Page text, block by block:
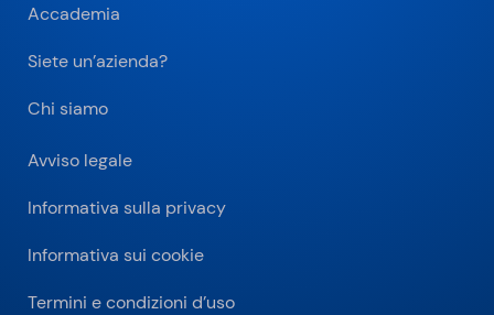
Accademia
Siete un’azienda?
Chi siamo
Avviso legale
Informativa sulla privacy
Informativa sui cookie
Termini e condizioni d’uso